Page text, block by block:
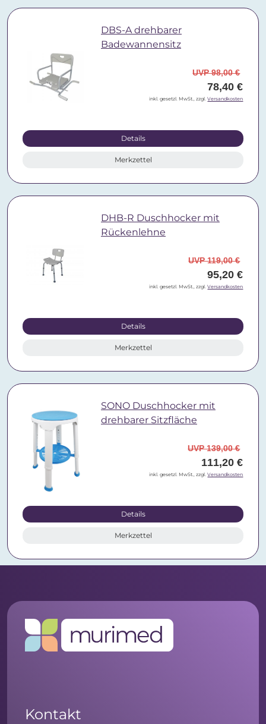
DBS-A drehbarer
Badewannensitz
UVP 98,00 €
78,40 €
inkl. gesetzl. MwSt., zzgl.Versandkosten
Details
Merkzettel
DHB-R Duschhocker mit
Rückenlehne
UVP 119,00 €
95,20 €
inkl. gesetzl. MwSt., zzgl.Versandkosten
Details
Merkzettel
SONO Duschhocker mit
drehbarer Sitzfläche
UVP 139,00 €
111,20 €
inkl. gesetzl. MwSt., zzgl.Versandkosten
Details
Merkzettel
Kontakt